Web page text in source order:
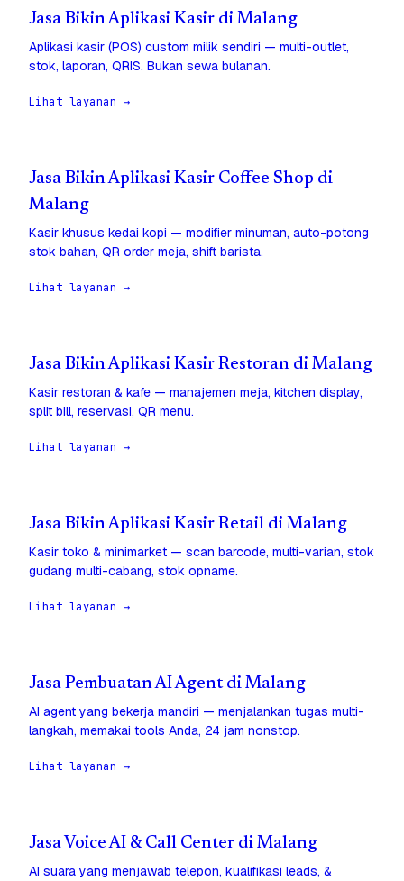
Jasa Bikin Aplikasi Kasir di Malang
Aplikasi kasir (POS) custom milik sendiri — multi-outlet,
stok, laporan, QRIS. Bukan sewa bulanan.
Lihat layanan →
Jasa Bikin Aplikasi Kasir Coffee Shop di
Malang
Kasir khusus kedai kopi — modifier minuman, auto-potong
stok bahan, QR order meja, shift barista.
Lihat layanan →
Jasa Bikin Aplikasi Kasir Restoran di Malang
Kasir restoran & kafe — manajemen meja, kitchen display,
split bill, reservasi, QR menu.
Lihat layanan →
Jasa Bikin Aplikasi Kasir Retail di Malang
Kasir toko & minimarket — scan barcode, multi-varian, stok
gudang multi-cabang, stok opname.
Lihat layanan →
Jasa Pembuatan AI Agent di Malang
AI agent yang bekerja mandiri — menjalankan tugas multi-
langkah, memakai tools Anda, 24 jam nonstop.
Lihat layanan →
Jasa Voice AI & Call Center di Malang
AI suara yang menjawab telepon, kualifikasi leads, &